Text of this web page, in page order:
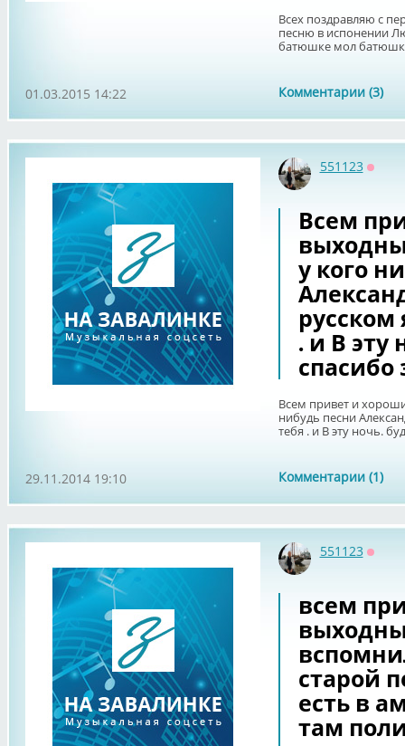
Всех поздравляю с
песню в испонении
батюшке мол
Комментарии (3)
01.03.2015 14:22
551123
Всем
у кого
. и В эту
спасибо
Всем привет и
нибудь песни
тебя . и В эту ночь.
Комментарии (1)
29.11.2014 19:10
551123
всем
старой
есть в
там